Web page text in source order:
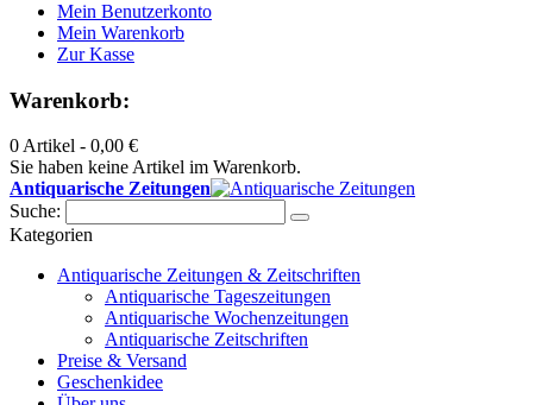
Mein Benutzerkonto
Mein Warenkorb
Zur Kasse
Warenkorb:
0 Artikel - 0,00 €
Sie haben keine Artikel im Warenkorb.
Antiquarische Zeitungen
Suche:
Kategorien
Antiquarische Zeitungen & Zeitschriften
Antiquarische Tageszeitungen
Antiquarische Wochenzeitungen
Antiquarische Zeitschriften
Preise & Versand
Geschenkidee